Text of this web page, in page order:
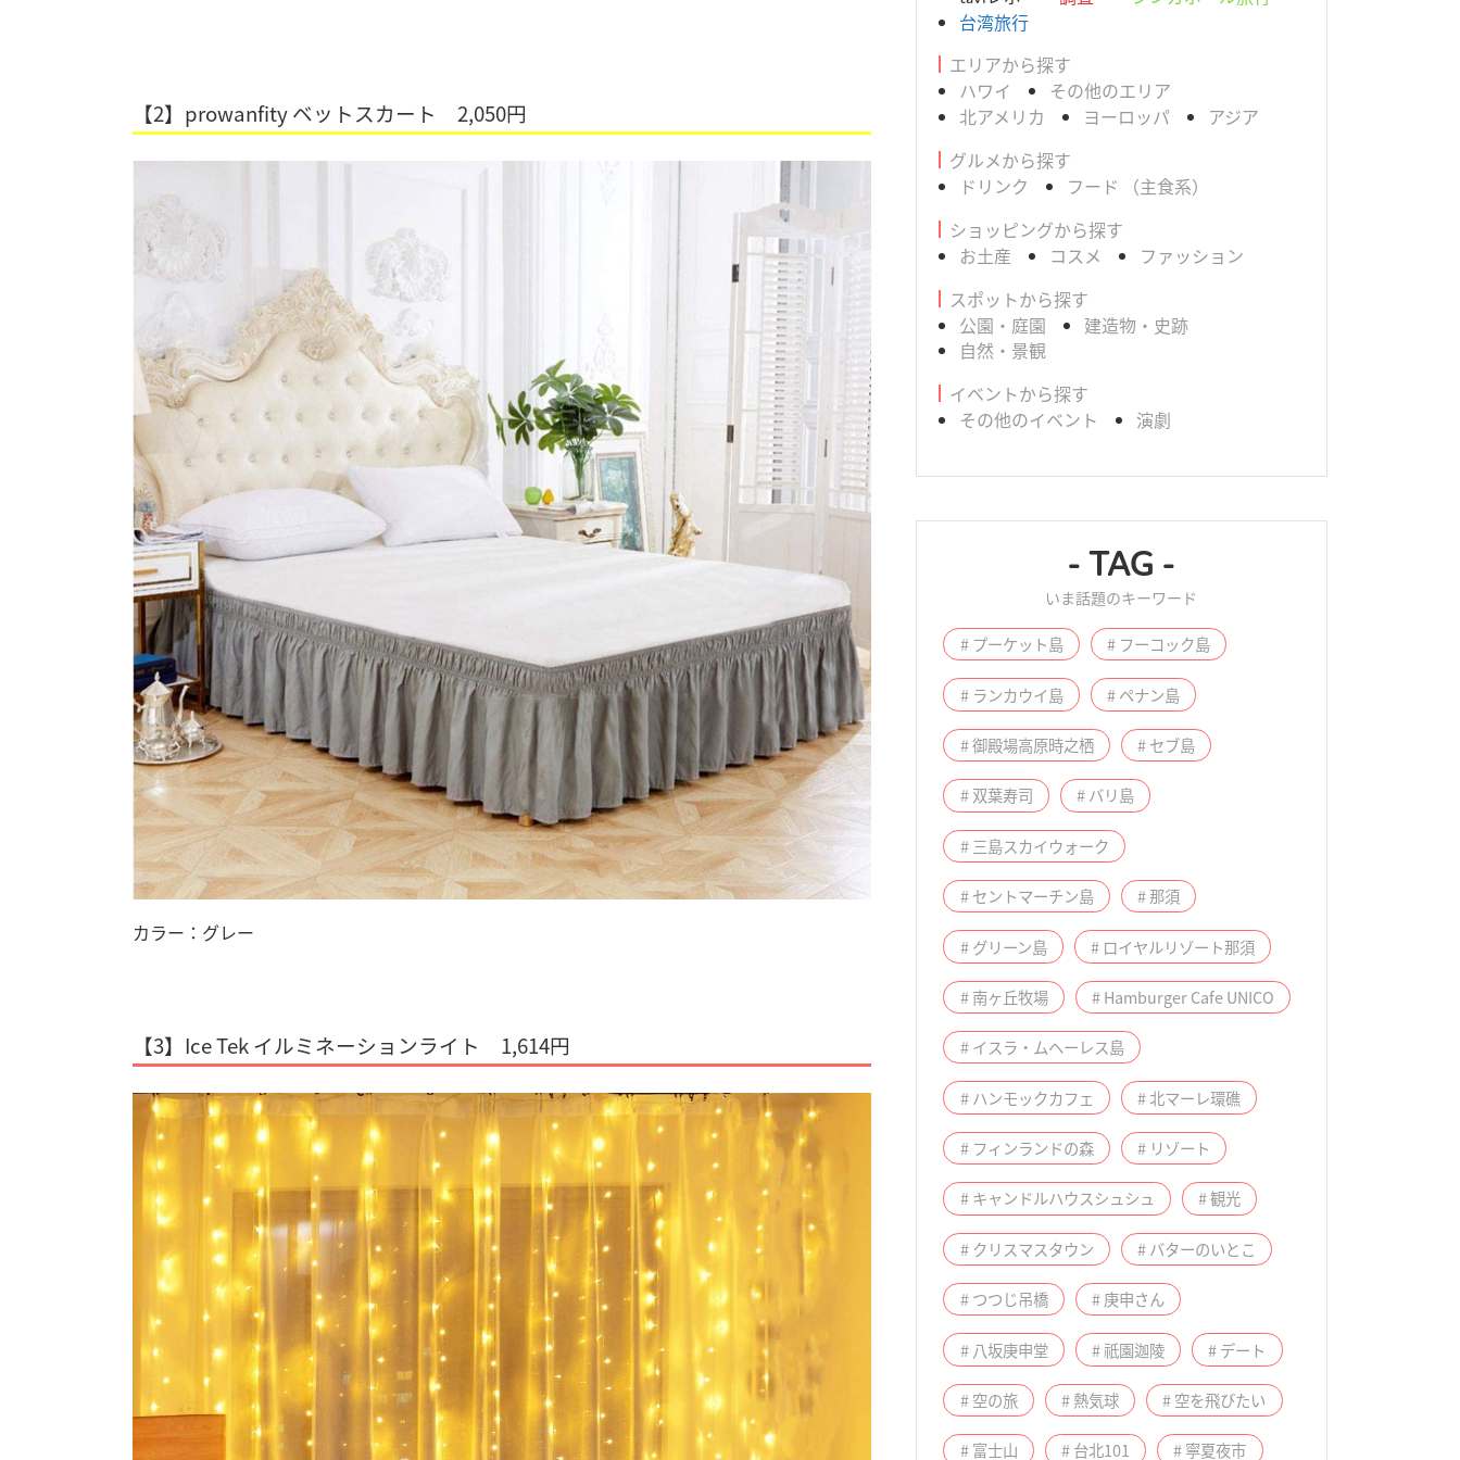
【2】prowanfity ベットスカート 2,050円
カラー：グレー
【3】Ice Tek イルミネーションライト 1,614円
台湾旅行
エリアから探す
ハワイ
その他のエリア
北アメリカ
ヨーロッパ アジア
グルメから探す
ドリンク フード （主食系）
ショッピングから探す
お土産 コスメ ファッション
スポットから探す
公園・庭園
建造物・史跡
自然・景観
イベントから探す
その他のイベント 演劇
- TAG -
いま話題のキーワード
# プーケット島 # フーコック島
# ランカウイ島 # ペナン島
# 御殿場高原時之栖 # セブ島
# 双葉寿司 # バリ島
# 三島スカイウォーク
# セントマーチン島 # 那須
# グリーン島 # ロイヤルリゾート那須
# 南ヶ丘牧場 # Hamburger Cafe UNICO
# イスラ・ムヘーレス島
# ハンモックカフェ # 北マーレ環礁
# フィンランドの森 # リゾート
# キャンドルハウスシュシュ # 観光
# クリスマスタウン # バターのいとこ
# つつじ吊橋 # 庚申さん
# 八坂庚申堂 # 祇園迦陵 # デート
# 空の旅 # 熱気球 # 空を飛びたい
# 富士山 # 台北101 # 寧夏夜市